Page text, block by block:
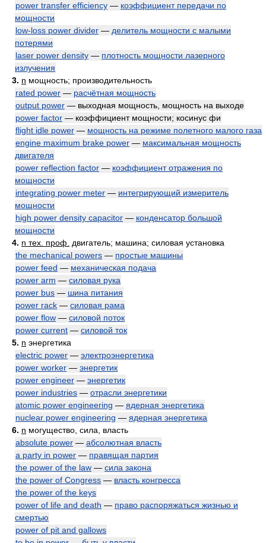
power transfer efficiency — коэффициент передачи по
мощности
low-loss power divider — делитель мощности с малыми
потерями
laser power density — плотность мощности лазерного
излучения
3. n мощность; производительность
rated power — расчётная мощность
output power — выходная мощность, мощность на выходе
power factor — коэффициент мощности; косинус фи
flight idle power — мощность на режиме полетного малого газа
engine maximum brake power — максимальная мощность
двигателя
power reflection factor — коэффициент отражения по
мощности
integrating power meter — интегрирующий измеритель
мощности
high power density capacitor — конденсатор большой
мощности
4. n тех. проф.
двигатель; машина; силовая установка
the mechanical powers — простые машины
power feed — механическая подача
power arm — силовая рука
power bus — шина питания
power rack — силовая рама
power flow — силовой поток
power current — силовой ток
5. n энергетика
electric power — электроэнергетика
power worker — энергетик
power engineer — энергетик
power industries — отрасли энергетики
atomic power engineering — ядерная энергетика
nuclear power engineering — ядерная энергетика
6. n могущество, сила, власть
absolute power — абсолютная власть
a party in power — правящая партия
the power of the law — сила закона
the power of Congress — власть конгресса
the power of the keys
power of life and death — право распоряжаться жизнью и
смертью
power of pit and gallows